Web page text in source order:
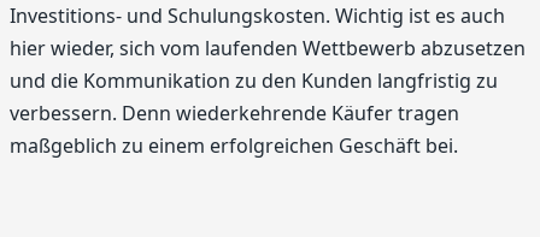
Investitions- und Schulungskosten. Wichtig ist es auch
hier wieder, sich vom laufenden Wettbewerb abzusetzen
und die Kommunikation zu den Kunden langfristig zu
verbessern. Denn wiederkehrende Käufer tragen
maßgeblich zu einem erfolgreichen Geschäft bei.